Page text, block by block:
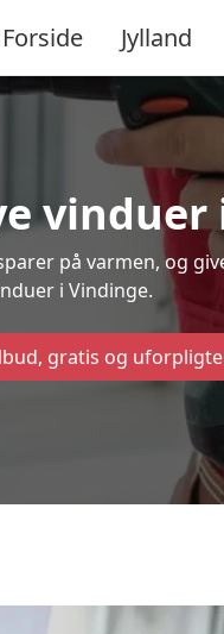
Forside Jylland
vinduer
på varmen, og
i Vindinge.
gratis og